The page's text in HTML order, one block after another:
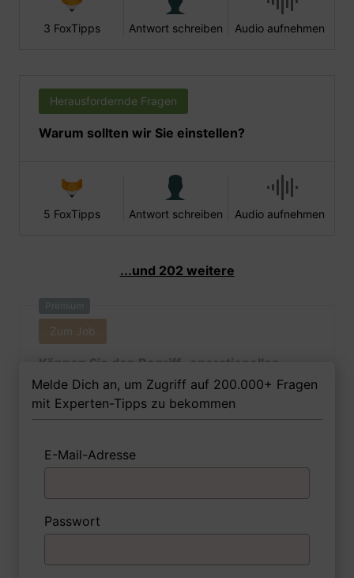
3 FoxTipps Antwort schreiben Audio aufnehmen
Herausfordernde Fragen
Warum sollten wir Sie einstellen?
5 FoxTipps Antwort schreiben Audio aufnehmen
...und 202 weitere
Premium
Zum Job
Können Sie den Begriff „operationelles
Risiko“ erläutern und hierfür einige Beispiele
nennen?
Melde Dich an, um Zugriff auf 200.000+ Fragen
mit Experten-Tipps zu bekommen
E-Mail-Adresse
Passwort